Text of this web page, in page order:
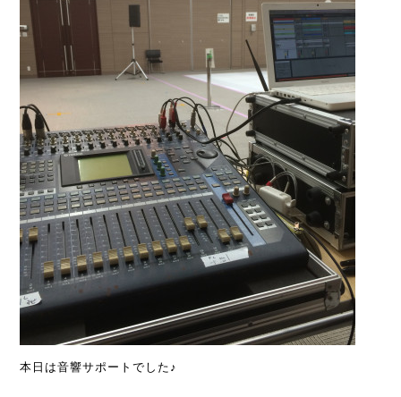
本日は音響サポートでした♪